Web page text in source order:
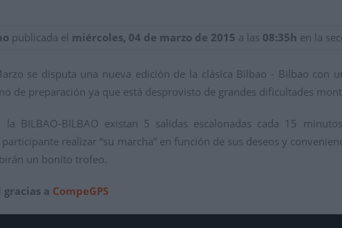
publicada el miércoles, 04 de marzo de 2015 a las 08:35h en la
se disputa una nueva edición de la clásica Bilbao - Bilbao con
de preparación ya que está desprovisto de grandes dificultades
BILBAO-BILBAO existan 5 salidas escalonadas cada 15
realizar “su marcha” en función de sus deseos y
un bonito trofeo.
a CompeGPS